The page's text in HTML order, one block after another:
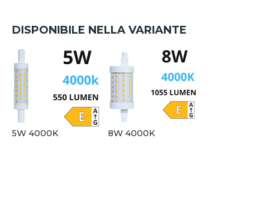
DISPONIBILE NELLA VARIANTE
5W 4000K 8W 4000K